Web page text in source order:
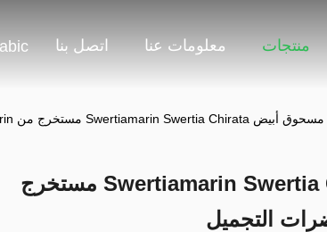
منتجات معلومات عنا اتصل بنا
90٪ مسحوق أبيض Swertiamarin Swertia Chirata مستخرج